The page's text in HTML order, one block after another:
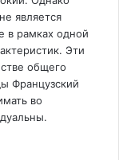
является
в рамках одной
Эти
общего
Французский
во